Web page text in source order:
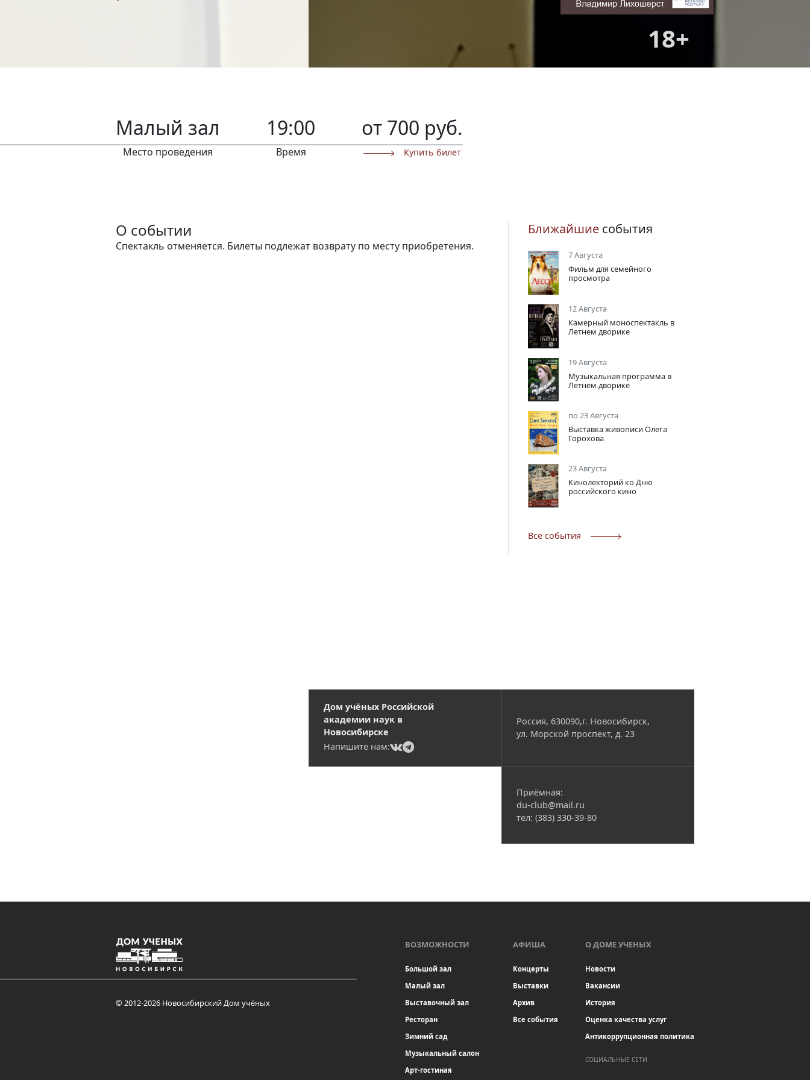
18+
Малый зал
Место проведения
19:00
Время
от 700 руб.
Купить билет
О событии
Спектакль отменяется. Билеты подлежат возврату по месту приобретения.
Ближайшие события
7 Августа
Фильм для семейного
просмотра
12 Августа
Камерный моноспектакль в
Летнем дворике
19 Августа
Музыкальная программа в
Летнем дворике
по 23 Августа
Выставка живописи Олега
Горохова
23 Августа
Кинолекторий ко Дню
российского кино
Все события
Дом учёных Российской
академии наук в
Новосибирске
Напишите нам:
(current)
(current)
Россия, 630090,г. Новосибирск,
ул. Морской проспект, д. 23
Приёмная:
du-club@mail.ru
тел: (383) 330-39-80
© 2012-2026 Новосибирский Дом учёных
ВОЗМОЖНОСТИ
Большой зал
Малый зал
Выставочный зал
Ресторан
Зимний сад
Музыкальный салон
Арт-гостиная
АФИША
Концерты
Выставки
Архив
Все события
О ДОМЕ УЧЕНЫХ
Новости
Вакансии
История
Оценка качества услуг
Антикоррупционная политика
СОЦИАЛЬНЫЕ СЕТИ